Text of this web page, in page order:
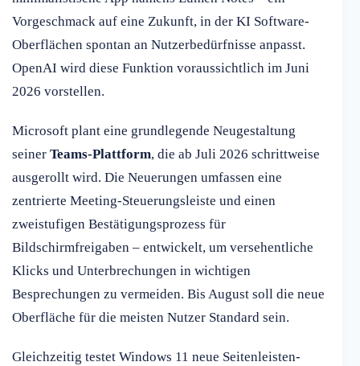
Vorgeschmack auf eine Zukunft, in der KI Software-
Oberflächen spontan an Nutzerbedürfnisse anpasst.
OpenAI wird diese Funktion voraussichtlich im Juni
2026 vorstellen.
Microsoft plant eine grundlegende Neugestaltung
seiner Teams-Plattform, die ab Juli 2026 schrittweise
ausgerollt wird. Die Neuerungen umfassen eine
zentrierte Meeting-Steuerungsleiste und einen
zweistufigen Bestätigungsprozess für
Bildschirmfreigaben – entwickelt, um versehentliche
Klicks und Unterbrechungen in wichtigen
Besprechungen zu vermeiden. Bis August soll die neue
Oberfläche für die meisten Nutzer Standard sein.
Gleichzeitig testet Windows 11 neue Seitenleisten-